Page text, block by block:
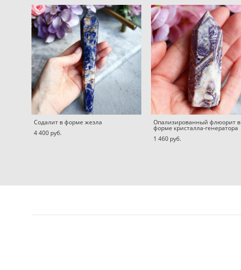
Содалит в форме жезла
4 400 pуб.
Опализированный флюорит в
форме кристалла-генератора
1 460 pуб.